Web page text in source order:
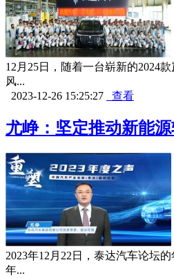
12月25日，随着一台崭新的2024
风...
2023-12-26 15:25:27
查看
尤峥：坚定推动新能
2023年12月22日，泰达汽车论坛
年...